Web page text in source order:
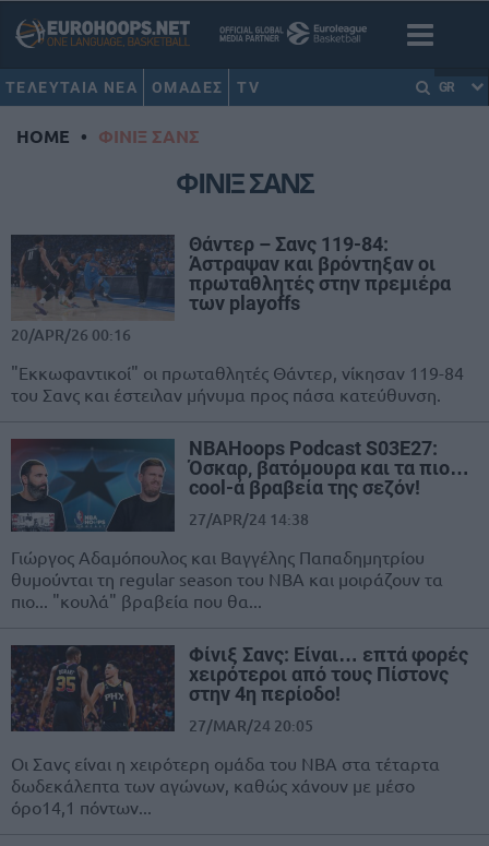
ΤΕΛΕΥΤΑΙΑ ΝΕΑ ΟΜΑΔΕΣ TV GR
HOME • ΦΙΝΙΞ ΣΑΝΣ
ΦΙΝΙΞ ΣΑΝΣ
Θάντερ – Σανς 119-84:
Άστραψαν και βρόντηξαν οι
πρωταθλητές στην πρεμιέρα
των playoffs
20/APR/26 00:16
"Εκκωφαντικοί" οι πρωταθλητές Θάντερ, νίκησαν 119-84
του Σανς και έστειλαν μήνυμα προς πάσα κατεύθυνση.
NBAHoops Podcast S03E27:
Όσκαρ, βατόμουρα και τα πιο…
cool-ά βραβεία της σεζόν!
27/APR/24 14:38
Γιώργος Αδαμόπουλος και Βαγγέλης Παπαδημητρίου
θυμούνται τη regular season του ΝΒΑ και μοιράζουν τα
πιο... "κουλά" βραβεία που θα...
Φίνιξ Σανς: Είναι… επτά φορές
χειρότεροι από τους Πίστονς
στην 4η περίοδο!
27/MAR/24 20:05
Οι Σανς είναι η χειρότερη ομάδα του ΝΒΑ στα τέταρτα
δωδεκάλεπτα των αγώνων, καθώς χάνουν με μέσο
όρο14,1 πόντων...